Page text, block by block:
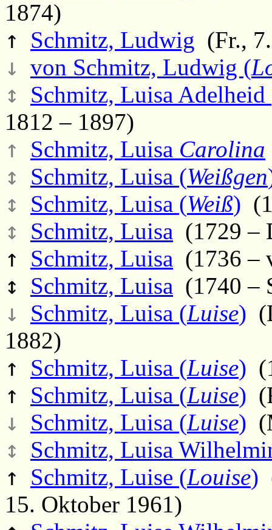
1874)
↑ Schmitz, Ludwig (Fr.,
↓ von Schmitz, Ludwig (
↕
Schmitz, Luisa Adelheid
1812 – 1897)
↑ Schmitz, Luisa Carolina
↕ Schmitz, Luisa (Weißgen
↕ Schmitz, Luisa (Weiß)
↕ Schmitz, Luisa (1729 –
↑ Schmitz, Luisa (1736 –
↕ Schmitz, Luisa (1740 –
↓ Schmitz, Luisa (Luise)
1882)
↑ Schmitz, Luisa (Luise)
↑ Schmitz, Luisa (Luise)
↓ Schmitz, Luisa (Luise)
↕ Schmitz, Luisa
↑ Schmitz, Luise (Louise)
15. Oktober 1961)